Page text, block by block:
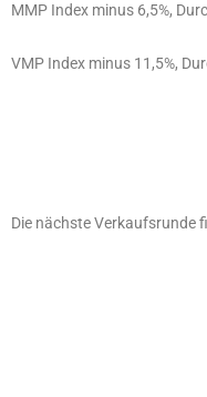
MMP Index minus 6,5%,
VMP Index minus 11,5%,
Die nächste Verkaufsrunde